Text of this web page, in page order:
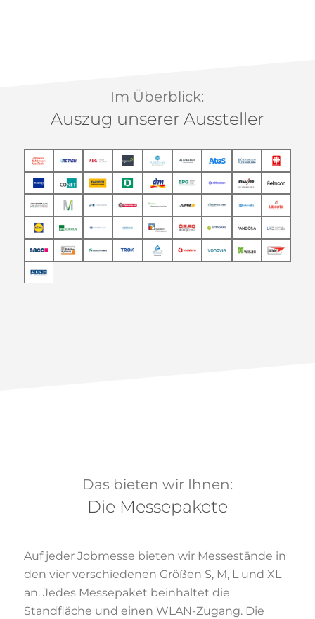
Im Überblick:
Auszug unserer Aussteller
Das bieten wir Ihnen:
Die Messepakete
Auf jeder Jobmesse bieten wir Messestände in
den vier verschiedenen Größen S, M, L und XL
an. Jedes Messepaket beinhaltet die
Standfläche und einen WLAN-Zugang. Die